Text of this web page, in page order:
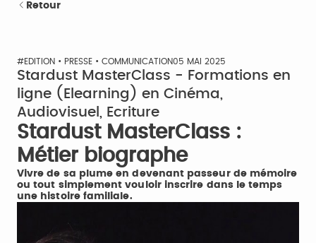
Retour
#EDITION • PRESSE • COMMUNICATION05 MAI 2025
Stardust MasterClass - Formations en
ligne (Elearning) en Cinéma,
Audiovisuel, Ecriture
Stardust MasterClass :
Métier biographe
Vivre de sa plume en devenant passeur de mémoire
ou tout simplement vouloir inscrire dans le temps
une histoire familiale.